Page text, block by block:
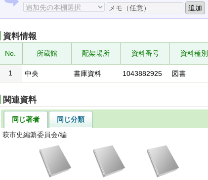
資料情報
No. 所蔵館 配架場所 資料番号 資料種別
1
中央 書庫資料 1043882925 図書
関連資料
同じ著者
同じ分類
萩市史編纂委員会/編